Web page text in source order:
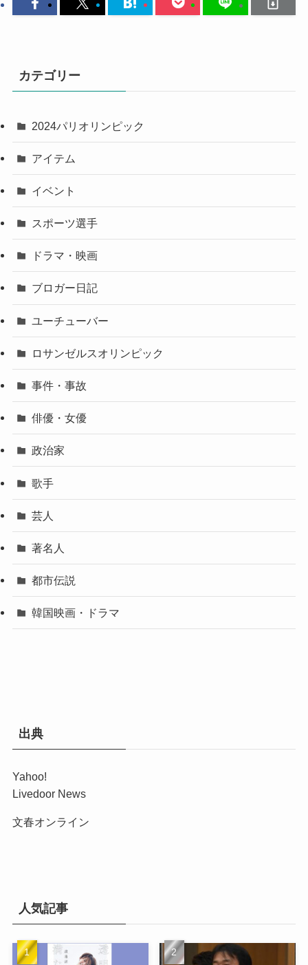
カテゴリー
2024パリオリンピック
アイテム
イベント
スポーツ選手
ドラマ・映画
ブロガー日記
ユーチューバー
ロサンゼルスオリンピック
事件・事故
俳優・女優
政治家
歌手
芸人
著名人
都市伝説
韓国映画・ドラマ
出典
Yahoo!
Livedoor News
文春オンライン
人気記事